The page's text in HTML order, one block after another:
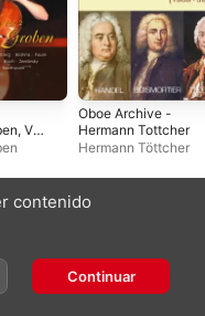
Vol.
Oboe Archive -
Hermann Tottcher
Hermann Töttcher
contenido
Continuar